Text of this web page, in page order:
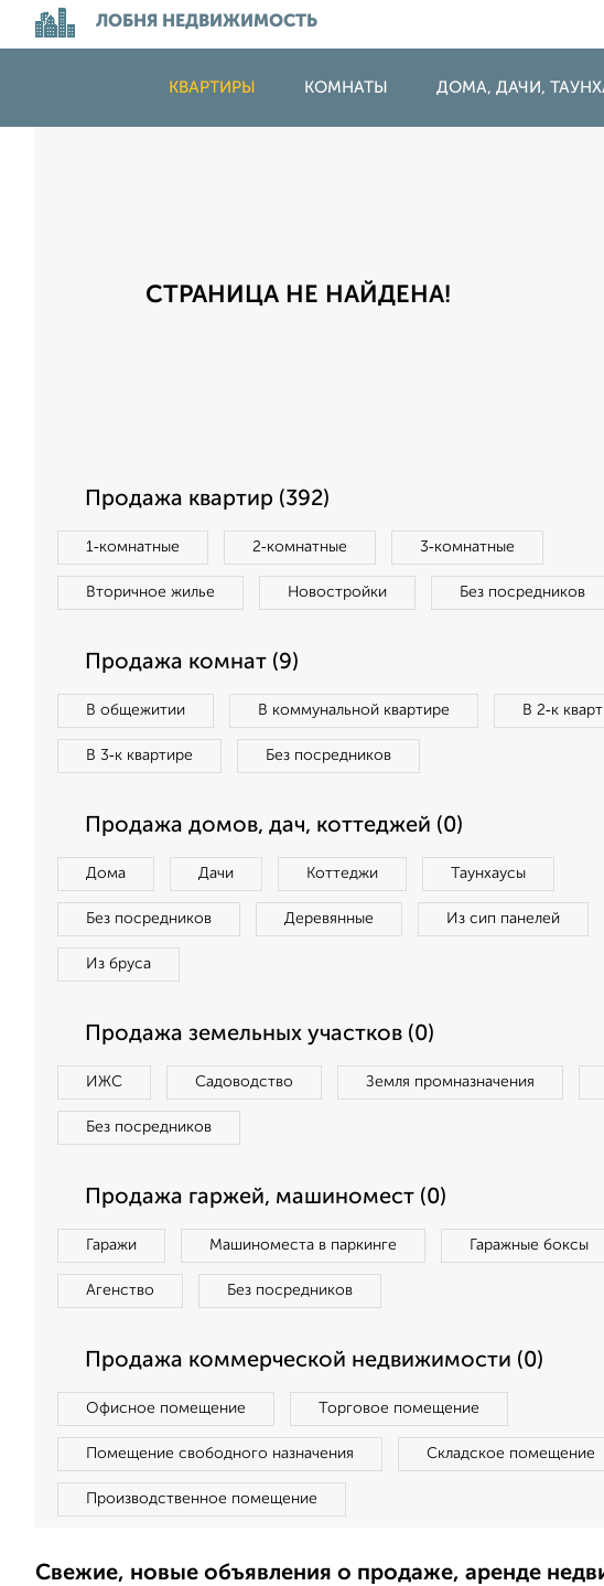
ЛОБНЯ НЕДВИЖИМОСТЬ
КВАРТИРЫ КОМНАТЫ ДОМА, ДАЧИ,
СТРАНИЦА НЕ НАЙДЕНА!
Продажа квартир (392)
1‑комнатные 2‑комнатные 3‑комнатные
Вторичное жилье Новостройки Без посредников
Продажа комнат (9)
В общежитии В коммунальной квартире В 2‑к
В 3‑к квартире Без посредников
Продажа домов, дач, коттеджей (0)
Дома Дачи Коттеджи Таунхаусы
Без посредников Деревянные Из сип панелей
Из бруса
Продажа земельных участков (0)
ИЖС Садоводство Земля промназначения
Без посредников
Продажа гаржей, машиномест (0)
Гаражи Машиноместа в паркинге Гаражные боксы
Агенство Без посредников
Продажа коммерческой недвижимости (0)
Офисное помещение Торговое помещение
Помещение свободного назначения Складское помещение
Производственное помещение
Свежие, новые объявления о продаже, аренде